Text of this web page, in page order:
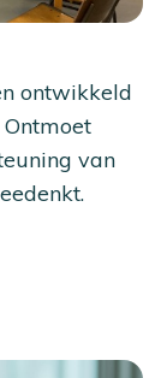
ontwikkeld
van